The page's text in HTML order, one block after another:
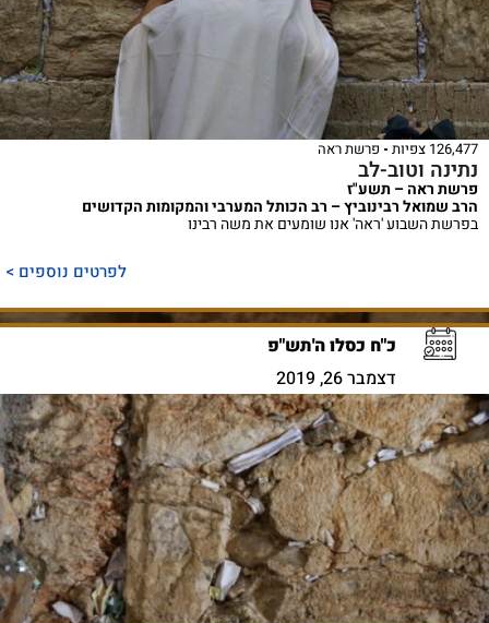
126,477 צפיות פרשת ראה
נתינה וטוב-לב
פרשת ראה – תשע"ז
הרב שמואל רבינוביץ – רב הכותל המערבי והמקומות הקדושים
בפרשת השבוע 'ראה' אנו שומעים את משה רבינו
לפרטים נוספים >
כ"ח כסלו ה'תש"פ
דצמבר 26, 2019